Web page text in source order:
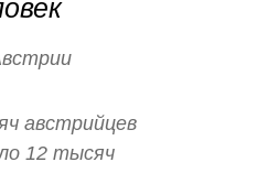
австрийцев
12 тысяч